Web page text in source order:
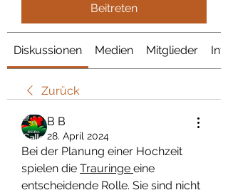
Beitreten
Diskussionen Medien Mitglieder Info
Zurück
В В
28. April 2024
Bei der Planung einer Hochzeit
spielen die Trauringe eine
entscheidende Rolle. Sie sind nicht